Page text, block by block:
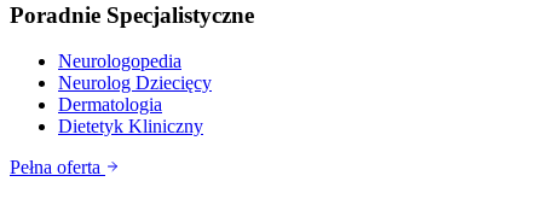
Poradnie Specjalistyczne
Neurologopedia
Neurolog Dziecięcy
Dermatologia
Dietetyk Kliniczny
Pełna oferta